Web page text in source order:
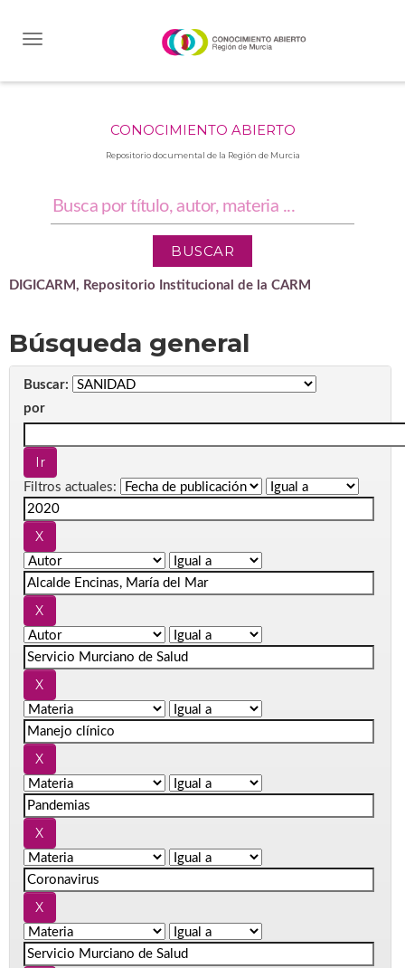
CONOCIMIENTO ABIERTO
Repositorio documental de la Región de Murcia
DIGICARM, Repositorio Institucional de la CARM
Búsqueda general
Buscar:
por
Filtros actuales: